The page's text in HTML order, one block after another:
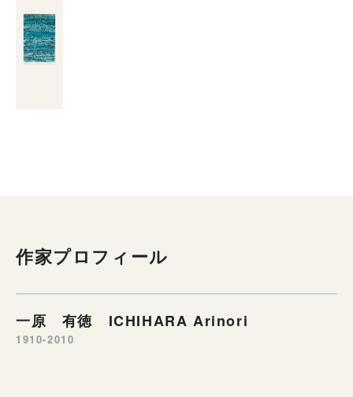
作家プロフィール
一原 有徳 ICHIHARA Arinori
1910-2010